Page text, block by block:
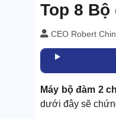
Top 8
CEO Robert
Máy bộ đàm 2
dưới đây sẽ